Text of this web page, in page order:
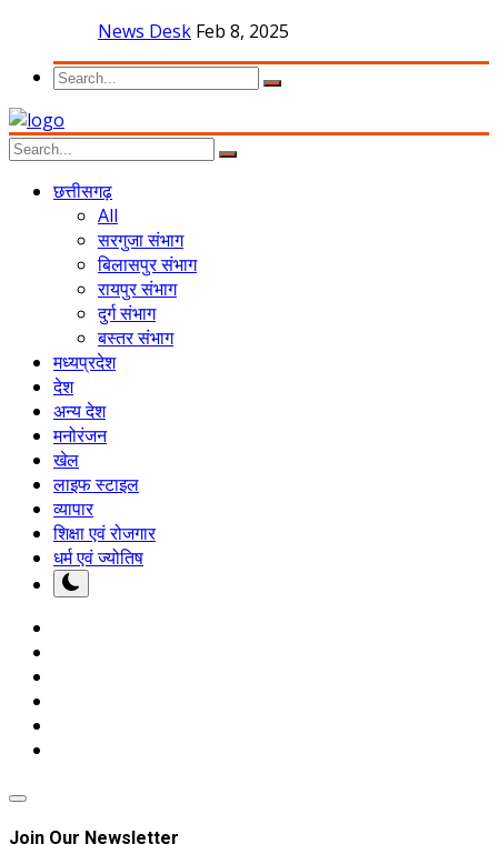
News Desk Feb 8, 2025
छत्तीसगढ़
All
सरगुजा संभाग
बिलासपुर संभाग
रायपुर संभाग
दुर्ग संभाग
बस्तर संभाग
मध्यप्रदेश
देश
अन्य देश
मनोरंजन
खेल
लाइफ स्टाइल
व्यापार
शिक्षा एवं रोजगार
धर्म एवं ज्योतिष
Join Our Newsletter